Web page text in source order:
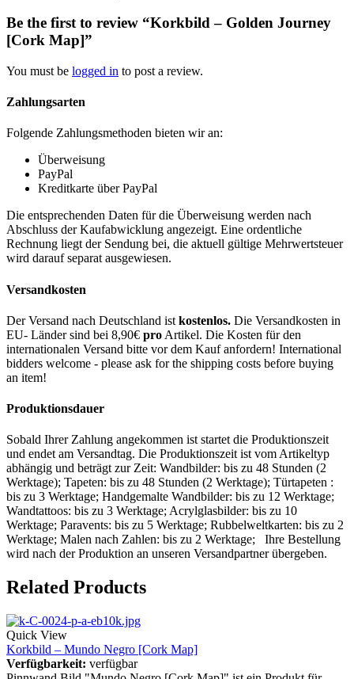
Be the first to review “Korkbild – Golden Journey
[Cork Map]”
You must be logged in to post a review.
Zahlungsarten
Folgende Zahlungsmethoden bieten wir an:
Überweisung
PayPal
Kreditkarte über PayPal
Die entsprechenden Daten für die Überweisung werden nach
Abschluss der Kaufabwicklung angezeigt. Eine ordentliche
Rechnung liegt der Sendung bei, die aktuell gültige Mehrwertsteuer
wird darauf separat ausgewiesen.
Versandkosten
Der Versand nach Deutschland ist kostenlos. Die Versandkosten in
EU- Länder sind bei 8,90€ pro Artikel. Die Kosten für den
internationalen Versand bitte vor dem Kauf anfordern! International
bidders welcome - please ask for the shipping costs before buying
an item!
Produktionsdauer
Sobald Ihrer Zahlung angekommen ist startet die Produktionszeit
und endet am Versandtag. Die Produktionszeit ist vom Artikeltyp
abhängig und beträgt zur Zeit: Wandbilder: bis zu 48 Stunden (2
Werktage); Tapeten: bis zu 48 Stunden (2 Werktage); Türtapeten :
bis zu 3 Werktage; Handgemalte Wandbilder: bis zu 12 Werktage;
Wandtattoos: bis zu 3 Werktage; Acrylglasbilder: bis zu 10
Werktage; Paravents: bis zu 5 Werktage; Rubbelweltkarten: bis zu 2
Werktage; Malen nach Zahlen: bis zu 2 Werktage; Ihre Bestellung
wird nach der Produktion an unseren Versandpartner übergeben.
Related Products
Quick View
Korkbild – Mundo Negro [Cork Map]
Verfügbarkeit: verfügbar